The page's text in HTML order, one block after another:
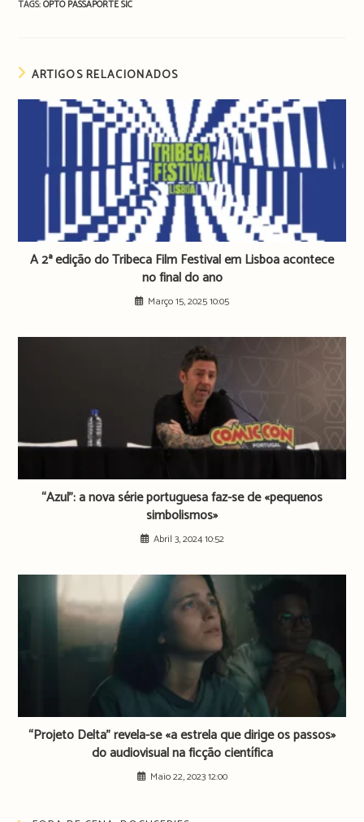
TAGS:OPTOPASSAPORTESIC
ARTIGOS RELACIONADOS
A 2ª edição do Tribeca Film Festival em Lisboa acontece
no final do ano
Março 15, 2025 10:05
“Azul”: a nova série portuguesa faz-se de «pequenos
simbolismos»
Abril 3, 2024 10:52
“Projeto Delta” revela-se «a estrela que dirige os passos»
do audiovisual na ficção científica
Maio 22, 2023 12:00